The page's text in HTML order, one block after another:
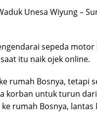
Unesa Wiyung –
sepeda motor
itu naik ojek online.
rumah Bosnya, tetapi
korban untuk turun
rumah Bosnya, lantas